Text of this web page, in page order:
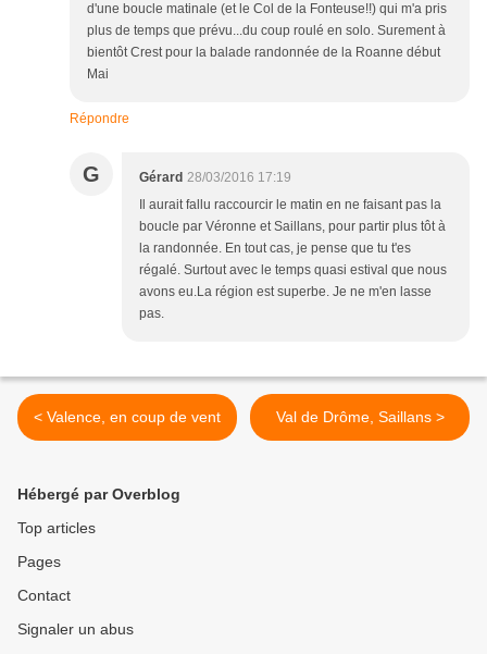
d'une boucle matinale (et le Col de la Fonteuse!!) qui m'a pris
plus de temps que prévu...du coup roulé en solo. Surement à
bientôt Crest pour la balade randonnée de la Roanne début
Mai
Répondre
G Gérard 28/03/2016 17:19
Il aurait fallu raccourcir le matin en ne faisant pas la
boucle par Véronne et Saillans, pour partir plus tôt à
la randonnée. En tout cas, je pense que tu t'es
régalé. Surtout avec le temps quasi estival que nous
avons eu.La région est superbe. Je ne m'en lasse
pas.
< Valence, en coup de vent Val de Drôme, Saillans >
Hébergé par Overblog
Top articles
Pages
Contact
Signaler un abus